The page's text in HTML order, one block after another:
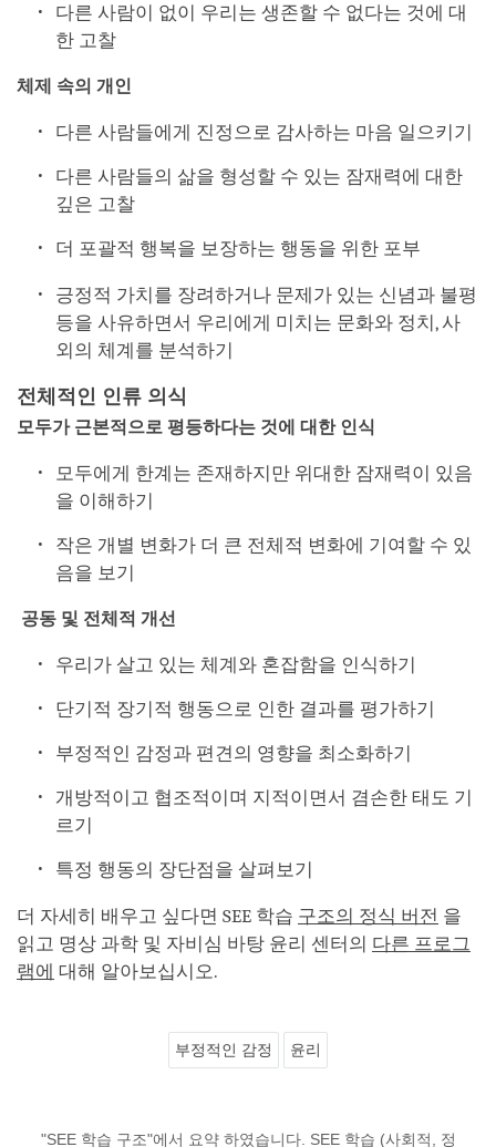
다른 사람이 없이 우리는 생존할 수 없다는 것에 대
한 고찰
체제 속의 개인
다른 사람들에게 진정으로 감사하는 마음 일으키기
다른 사람들의 삶을 형성할 수 있는 잠재력에 대한
깊은 고찰
더 포괄적 행복을 보장하는 행동을 위한 포부
긍정적 가치를 장려하거나 문제가 있는 신념과 불평
등을 사유하면서 우리에게 미치는 문화와 정치, 사
외의 체계를 분석하기
전체적인 인류 의식
모두가 근본적으로 평등하다는 것에 대한 인식
모두에게 한계는 존재하지만 위대한 잠재력이 있음
을 이해하기
작은 개별 변화가 더 큰 전체적 변화에 기여할 수 있
음을 보기
공동 및 전체적 개선
우리가 살고 있는 체계와 혼잡함을 인식하기
단기적 장기적 행동으로 인한 결과를 평가하기
부정적인 감정과 편견의 영향을 최소화하기
개방적이고 협조적이며 지적이면서 겸손한 태도 기
르기
특정 행동의 장단점을 살펴보기
더 자세히 배우고 싶다면 SEE 학습 구조의 정식 버전 을
읽고 명상 과학 및 자비심 바탕 윤리 센터의 다른 프로그
램에 대해 알아보십시오.
부정적인 감정 윤리
"SEE 학습 구조"에서 요약 하였습니다. SEE 학습 (사회적, 정